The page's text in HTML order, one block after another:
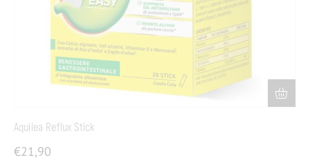
Aquilea Reflux Stick
€21,90